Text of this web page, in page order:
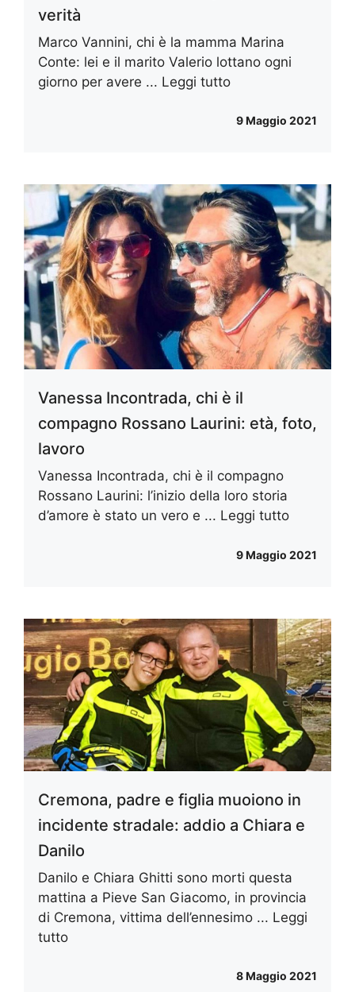
verità
Marco Vannini, chi è la mamma Marina
Conte: lei e il marito Valerio lottano ogni
giorno per avere ... Leggi tutto
9 Maggio 2021
Vanessa Incontrada, chi è il
compagno Rossano Laurini: età, foto,
lavoro
Vanessa Incontrada, chi è il compagno
Rossano Laurini: l’inizio della loro storia
d’amore è stato un vero e ... Leggi tutto
9 Maggio 2021
Cremona, padre e figlia muoiono in
incidente stradale: addio a Chiara e
Danilo
Danilo e Chiara Ghitti sono morti questa
mattina a Pieve San Giacomo, in provincia
di Cremona, vittima dell’ennesimo ... Leggi
tutto
8 Maggio 2021